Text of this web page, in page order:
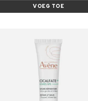
VOEG TOE